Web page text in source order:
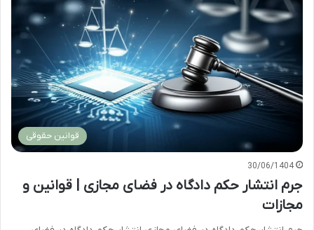
قوانین حقوقی
30/06/1404
جرم انتشار حکم دادگاه در فضای مجازی | قوانین و
مجازات